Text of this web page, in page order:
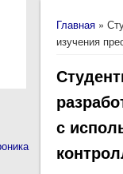
Вы
Главная »
изучения
с